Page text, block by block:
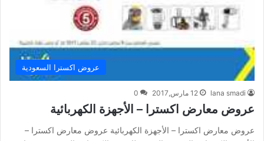
عروض اكسترا السعودية
lana smadi 12 مارس,2017 0
عروض معارض اكسترا – الأجهزة الكهربائية
عروض معارض اكسترا – الأجهزة الكهربائية عروض معارض اكسترا –